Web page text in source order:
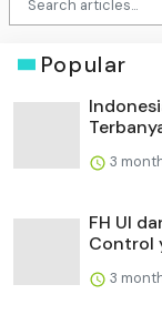
Popular
3
FH UI
Control
3